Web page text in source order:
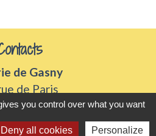
de Gasny
de Paris
- FRANCE
32 77 54 50
you control over what you want
Deny all cookies Personalize